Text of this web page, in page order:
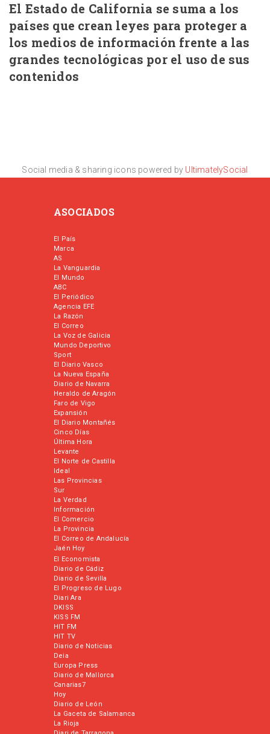
El Estado de California se suma a los
países que crean leyes para proteger a
los medios de información frente a las
grandes tecnológicas por el uso de sus
contenidos
Social media & sharing icons powered by UltimatelySocial
ASOCIADOS
El País
Marca
AS
La Vanguardia
El Mundo
ABC
El Periódico
Agencia EFE
La Razón
El Correo
La Voz de Galicia
Mundo Deportivo
Sport
El Diario Vasco
La Nueva España
Diario de Navarra
Heraldo de Aragón
Faro de Vigo
Expansión
El Diario Montañés
Cinco Días
Última Hora
Levante
El Norte de Castilla
Ideal
Las Provincias
Sur
La Verdad
Información
El Comercio
La Provincia
El Correo de Andalucía
Jaén Hoy
El Economista
Diario de Cádiz
Diario de Sevilla
El Progreso de Lugo
Diari Ara
DKISS
KISS FM
HIT FM
HIT TV
Diario de Noticias
Deia
Europa Press
Diario de Mallorca
Canarias7
Hoy
Diario de León
La Gaceta de Salamanca
La Rioja